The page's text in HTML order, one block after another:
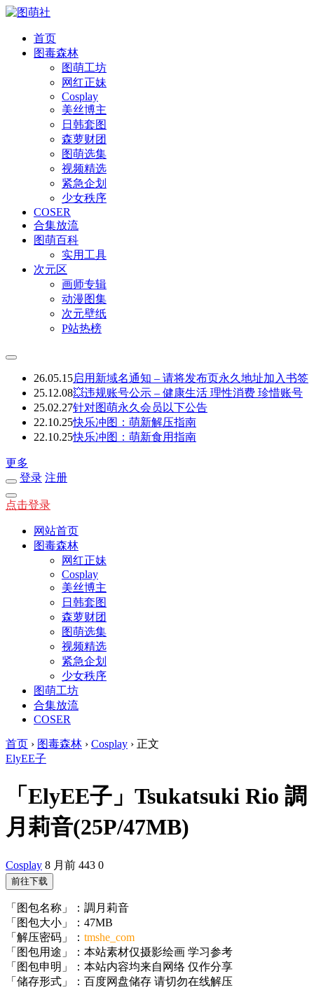
首页
图毒森林
图萌工坊
网红正妹
Cosplay
美丝博主
日韩套图
森萝财团
图萌选集
视频精选
紧急企划
少女秩序
COSER
合集放流
图萌百科
实用工具
次元区
画师专辑
动漫图集
次元壁纸
P站热榜
26.05.15启用新域名通知 – 请将发布页永久地址加入书签
25.12.08💥违规账号公示 – 健康生活 理性消费 珍惜账号
25.02.27针对图萌永久会员以下公告
22.10.25快乐冲图：萌新解压指南
22.10.25快乐冲图：萌新食用指南
更多
登录 注册
点击登录
网站首页
图毒森林
网红正妹
Cosplay
美丝博主
日韩套图
森萝财团
图萌选集
视频精选
紧急企划
少女秩序
图萌工坊
合集放流
COSER
首页 › 图毒森林 › Cosplay › 正文
ElyEE子
「ElyEE子」Tsukatsuki Rio 調
月莉音(25P/47MB)
Cosplay 8 月前 443 0
前往下载
「图包名称」：調月莉音
「图包大小」：47MB
「解压密码」： tmshe_com
「图包用途」：本站素材仅摄影绘画 学习参考
「图包申明」：本站内容均来自网络 仅作分享
「储存形式」：百度网盘储存 请切勿在线解压